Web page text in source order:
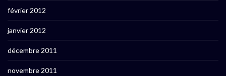
février 2012
janvier 2012
décembre 2011
novembre 2011